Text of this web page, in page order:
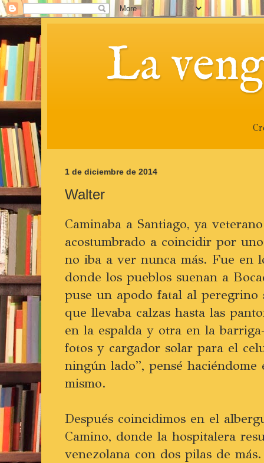
La
1 de diciembre de 2014
Walter
Caminaba a Santiago, ya
acostumbrado a coincidir por
no iba a ver nunca más. Fue en
donde los pueblos suenan a
puse un apodo fatal al peregrino
que llevaba calzas hasta las
en la espalda y otra en la
fotos y cargador solar para el
ningún lado”, pensé haciéndome
mismo.
Después coincidimos en el
Camino, donde la hospitalera
venezolana con dos pilas de